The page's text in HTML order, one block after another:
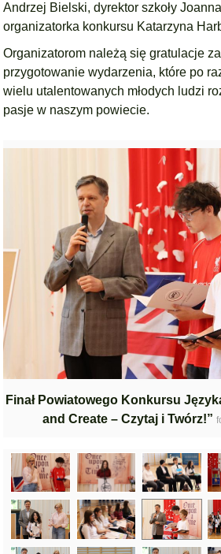
Andrzej Bielski, dyrektor szkoły
organizatorka konkursu Katarzyna
Organizatorom należą się gratulacje
przygotowanie wydarzenia, które po
wielu utalentowanych młodych ludzi
pasje w naszym powiecie.
Finał Powiatowego Konkursu
and Create – Czytaj i Twórz!”